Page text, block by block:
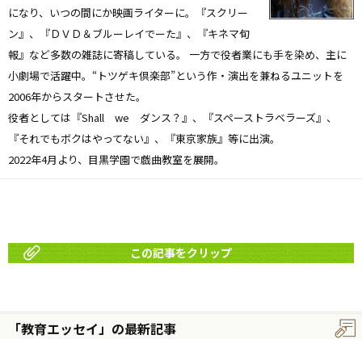
になり、いつの間にか映画ライターに。『スクリー
ン』、『ＤＶＤ＆ブルーレイでーた』、『キネマ旬
報』など多数の雑誌に寄稿している。 一方で役者業にも手を染め、主に
小劇場で活躍中。“トツゲキ倶楽部”という作・演出を兼ねるユニットを
2006年からスタートさせた。
役者としては『Shall we ダンス？』、『スペーストラベラーズ』、
『それでもボクはやってない』、『東京家族』等に出演。
2022年4月より、目黒学園で戯曲教室を展開。
この記事をクリップ
「教育エッセイ」の最新記事